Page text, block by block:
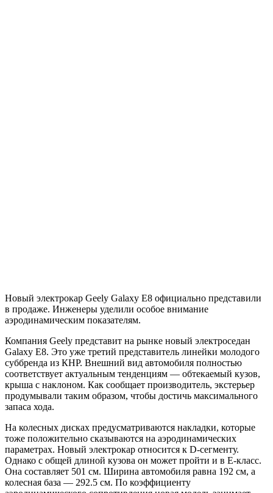
Новый электрокар Geely Galaxy E8 официально представили
в продаже. Инженеры уделили особое внимание
аэродинамическим показателям.
Компания Geely представит на рынке новый электроседан
Galaxy E8. Это уже третий представитель линейки молодого
суббренда из КНР. Внешний вид автомобиля полностью
соответствует актуальным тенденциям — обтекаемый кузов,
крыша с наклоном. Как сообщает производитель, экстерьер
продумывали таким образом, чтобы достичь максимального
запаса хода.
На колесных дисках предусматриваются накладки, которые
тоже положительно сказываются на аэродинамических
параметрах. Новый электрокар относится к D-сегменту.
Однако с общей длиной кузова он может пройти и в Е-класс.
Она составляет 501 см. Ширина автомобиля равна 192 см, а
колесная база — 292.5 см. По коэффициенту